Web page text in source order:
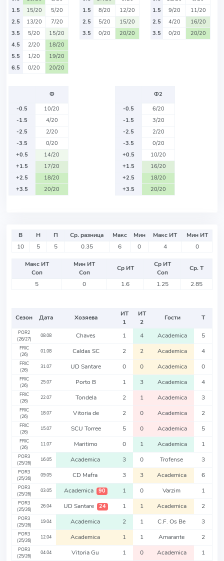
1.5
15/20
5/20
2.5
13/20
7/20
3.5
5/20
15/20
4.5
2/20
18/20
5.5
1/20
19/20
6.5
0/20 20/20
1.5
8/20
12/20
2.5
5/20
15/20
3.5
0/20 20/20
1.5
9/20
11/20
2.5
4/20
16/20
3.5
0/20 20/20
Ф
-0.5
10/20
-1.5
4/20
-2.5
2/20
-3.5
0/20
+0.5
14/20
+1.5
17/20
+2.5
18/20
+3.5
20/20
Ф2
-0.5
6/20
-1.5
3/20
-2.5
2/20
-3.5
0/20
+0.5
10/20
+1.5
16/20
+2.5
18/20
+3.5
20/20
В Н П Ср. разница Макс Мин Макс ИТ
Мин ИТ
10
5 5 0.35 6 0 4 0
Макс ИТ
Соп
Мин ИТ
Соп
Ср ИТ
Ср ИТ
Соп
Ср. Т
5
0 1.6 1.25 2.85
Сезон Дата Хозяева
ИТ
1
ИТ
2
Гости Т
POR2
(26/27)
08.08 Chaves 1 4 Academica 5
FRIC
(26)
01.08 Caldas SC 2 2 Academica 4
FRIC
(26)
31.07 UD Santare 0 0 Academica 0
FRIC
(26)
25.07 Porto B 1 3 Academica 4
FRIC
(26)
22.07 Tondela 2 1 Academica 3
FRIC
(26)
18.07 Vitoria de 2 0 Academica 2
FRIC
(26)
15.07 SCU Torree 5 0 Academica 5
FRIC
(26)
11.07 Maritimo 0 1 Academica 1
POR3
(25/26)
16.05 Academica 3 0 Trofense 3
POR3
(25/26)
09.05 CD Mafra 3 3 Academica 6
POR3
(25/26)
03.05 Academica 90 1 0 Varzim 1
POR3
(25/26)
26.04 UD Santare 24 1 1 Academica 2
POR3
(25/26)
19.04 Academica 2 1 C.F. Os Be 3
POR3
(25/26)
12.04 Academica 1 1 Amarante 2
POR3
(25/26)
04.04 Vitoria Gu 1 0 Academica 1